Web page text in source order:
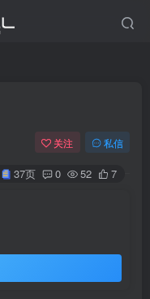
关注 私信
37页 0 52 7